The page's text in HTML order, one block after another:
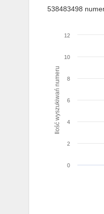
538483498
Ilość wyszukiwań numeru
0
2
4
6
8
10
12